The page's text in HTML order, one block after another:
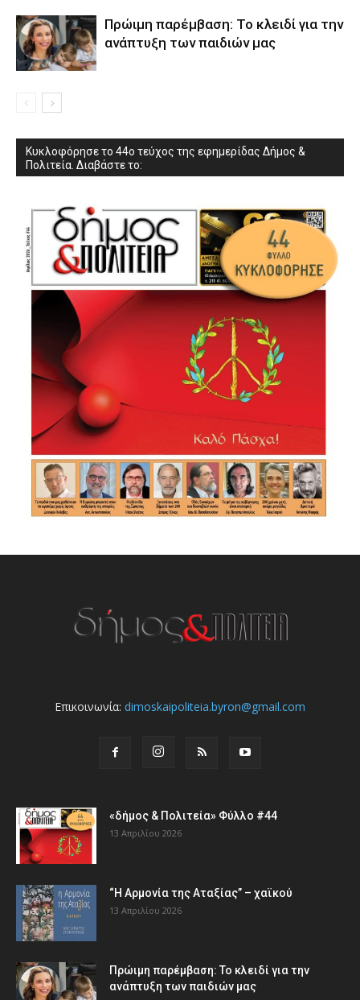
Πρώιμη παρέμβαση: Το κλειδί για την
ανάπτυξη των παιδιών µας
Κυκλοφόρησε το 44ο τεύχος της εφημερίδας Δήμος &
Πολιτεία. Διαβάστε το:
Επικοινωνία: dimoskaipoliteia.byron@gmail.com
«δήμος & Πολιτεία» Φύλλο #44
13 Απριλίου 2026
“Η Αρμονία της Αταξίας” – χαϊκού
13 Απριλίου 2026
Πρώιμη παρέμβαση: Το κλειδί για την
ανάπτυξη των παιδιών µας